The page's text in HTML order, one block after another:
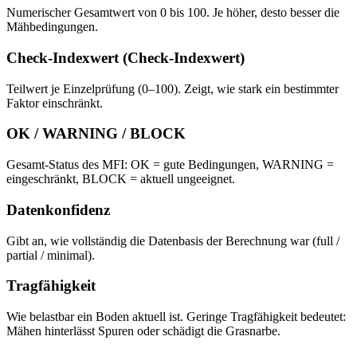
Numerischer Gesamtwert von 0 bis 100. Je höher, desto besser die
Mähbedingungen.
Check-Indexwert (Check-Indexwert)
Teilwert je Einzelprüfung (0–100). Zeigt, wie stark ein bestimmter
Faktor einschränkt.
OK / WARNING / BLOCK
Gesamt-Status des MFI: OK = gute Bedingungen, WARNING =
eingeschränkt, BLOCK = aktuell ungeeignet.
Datenkonfidenz
Gibt an, wie vollständig die Datenbasis der Berechnung war (full /
partial / minimal).
Tragfähigkeit
Wie belastbar ein Boden aktuell ist. Geringe Tragfähigkeit bedeutet:
Mähen hinterlässt Spuren oder schädigt die Grasnarbe.